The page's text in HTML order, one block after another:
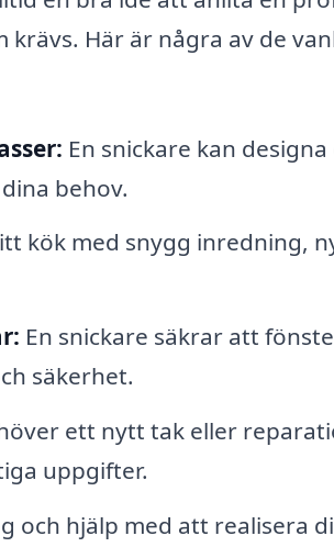
Här är några av de
En snickare kan
behov.
kök med snygg inredning,
En snickare säkrar att
säkerhet.
ett nytt tak eller
uppgifter.
och hjälp med att realisera